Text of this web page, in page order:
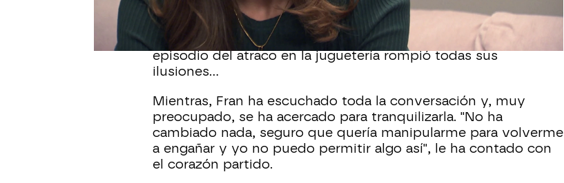
Coral decidió darle otra oportunidad…¡ Estaba convencida de
que se había recuperado! Y, al enterarse de que está
embarazada, necesitaba a su madre más que nunca, pero el
episodio del atraco en la juguetería rompió todas sus
ilusiones…
Mientras, Fran ha escuchado toda la conversación y, muy
preocupado, se ha acercado para tranquilizarla. "No ha
cambiado nada, seguro que quería manipularme para volverme
a engañar y yo no puedo permitir algo así", le ha contado con
el corazón partido.